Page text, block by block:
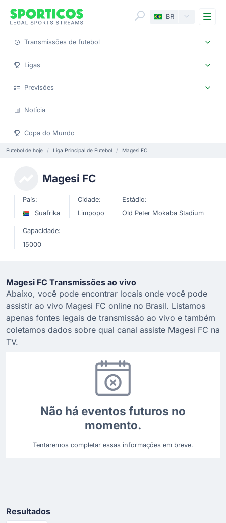
BR
Transmissões de futebol
Ligas
Previsões
Notícia
Copa do Mundo
Futebol de hoje Liga Principal de Futebol Magesi FC
Magesi FC
País:
Suafrika
Cidade:
Limpopo
Estádio:
Old Peter Mokaba Stadium
Capacidade:
15000
Magesi FC Transmissões ao vivo
Abaixo, você pode encontrar locais onde você pode
assistir ao vivo Magesi FC online no Brasil. Listamos
apenas fontes legais de transmissão ao vivo e também
coletamos dados sobre qual canal assiste Magesi FC na
TV.
Não há eventos futuros no
momento.
Tentaremos completar essas informações em breve.
Resultados